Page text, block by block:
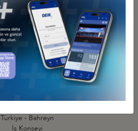
Türkiye - Bahreyn
İş Konseyi